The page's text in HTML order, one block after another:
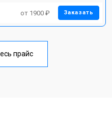
от 1900 ₽ Заказать
прайс